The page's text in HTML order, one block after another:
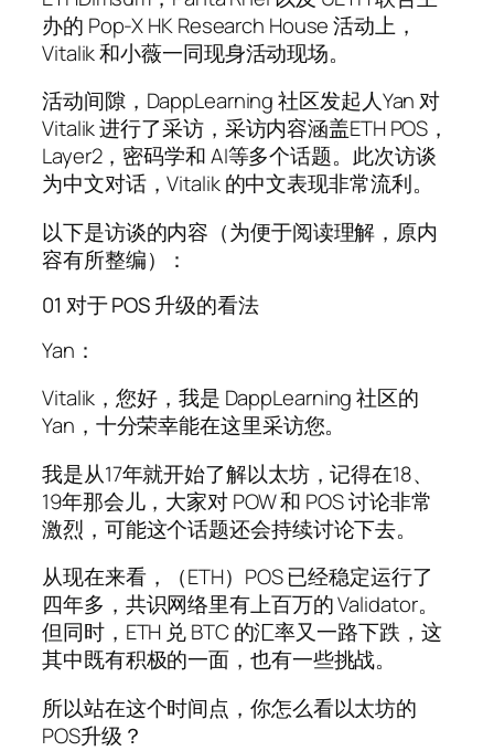
办的 Pop-X HK Research House 活动上，
Vitalik 和小薇一同现身活动现场。
活动间隙，DappLearning 社区发起人Yan 对
Vitalik 进行了采访，采访内容涵盖ETH POS，
Layer2，密码学和 AI等多个话题。此次访谈
为中文对话，Vitalik 的中文表现非常流利。
以下是访谈的内容（为便于阅读理解，原内
容有所整编）：
01 对于 POS 升级的看法
Yan：
Vitalik，您好，我是 DappLearning 社区的
Yan，十分荣幸能在这里采访您。
我是从17年就开始了解以太坊，记得在18、
19年那会儿，大家对 POW 和 POS 讨论非常
激烈，可能这个话题还会持续讨论下去。
从现在来看，（ETH）POS 已经稳定运行了
四年多，共识网络里有上百万的 Validator。
但同时，ETH 兑 BTC 的汇率又一路下跌，这
其中既有积极的一面，也有一些挑战。
所以站在这个时间点，你怎么看以太坊的
POS升级？